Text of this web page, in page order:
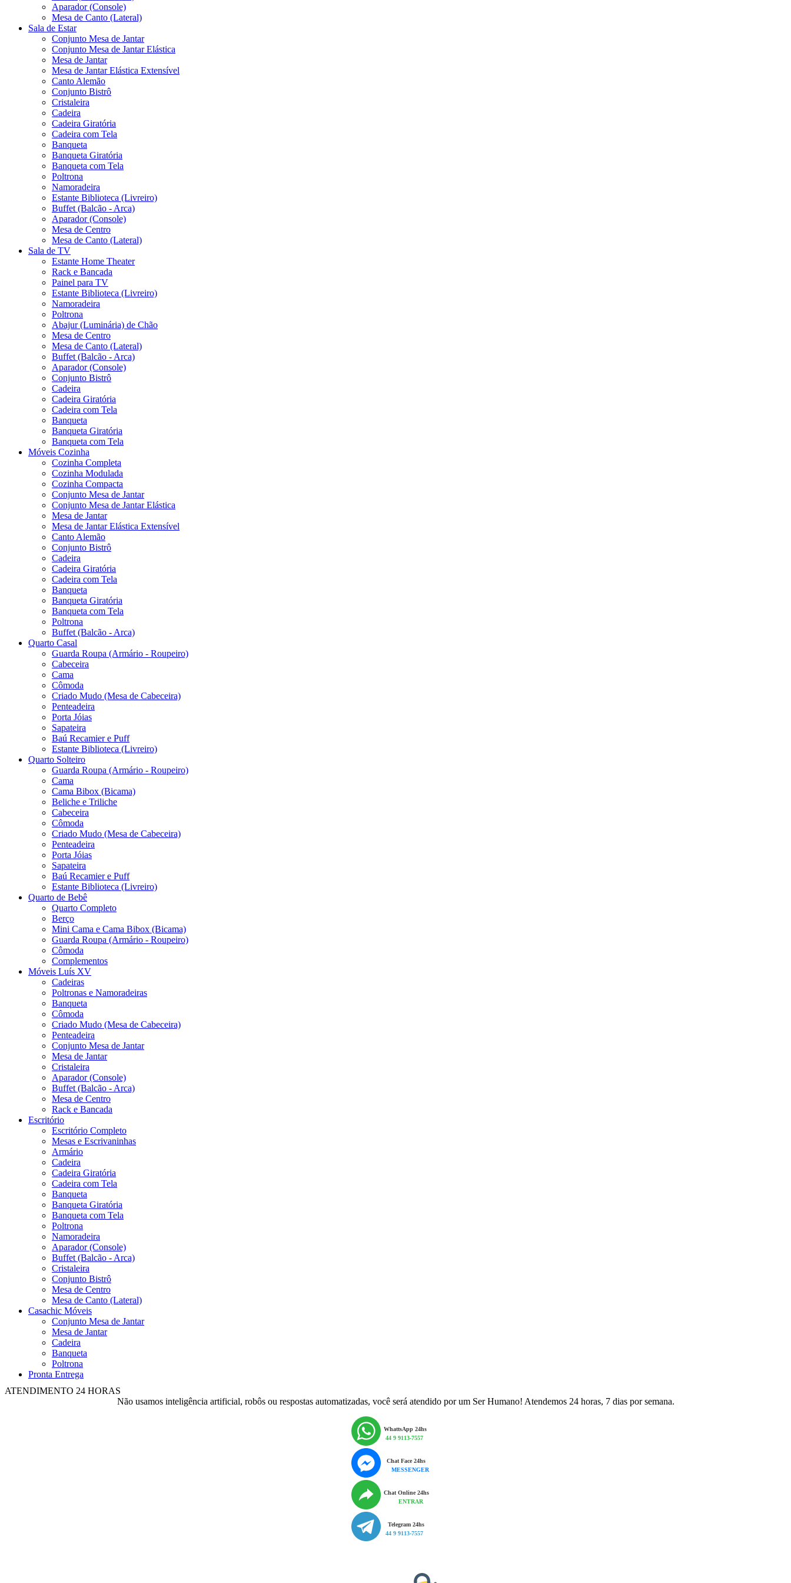
Aparador (Console)
Mesa de Canto (Lateral)
Sala de Estar
Conjunto Mesa de Jantar
Conjunto Mesa de Jantar Elástica
Mesa de Jantar
Mesa de Jantar Elástica Extensível
Canto Alemão
Conjunto Bistrô
Cristaleira
Cadeira
Cadeira Giratória
Cadeira com Tela
Banqueta
Banqueta Giratória
Banqueta com Tela
Poltrona
Namoradeira
Estante Biblioteca (Livreiro)
Buffet (Balcão - Arca)
Aparador (Console)
Mesa de Centro
Mesa de Canto (Lateral)
Sala de TV
Estante Home Theater
Rack e Bancada
Painel para TV
Estante Biblioteca (Livreiro)
Namoradeira
Poltrona
Abajur (Luminária) de Chão
Mesa de Centro
Mesa de Canto (Lateral)
Buffet (Balcão - Arca)
Aparador (Console)
Conjunto Bistrô
Cadeira
Cadeira Giratória
Cadeira com Tela
Banqueta
Banqueta Giratória
Banqueta com Tela
Móveis Cozinha
Cozinha Completa
Cozinha Modulada
Cozinha Compacta
Conjunto Mesa de Jantar
Conjunto Mesa de Jantar Elástica
Mesa de Jantar
Mesa de Jantar Elástica Extensível
Canto Alemão
Conjunto Bistrô
Cadeira
Cadeira Giratória
Cadeira com Tela
Banqueta
Banqueta Giratória
Banqueta com Tela
Poltrona
Buffet (Balcão - Arca)
Quarto Casal
Guarda Roupa (Armário - Roupeiro)
Cabeceira
Cama
Cômoda
Criado Mudo (Mesa de Cabeceira)
Penteadeira
Porta Jóias
Sapateira
Baú Recamier e Puff
Estante Biblioteca (Livreiro)
Quarto Solteiro
Guarda Roupa (Armário - Roupeiro)
Cama
Cama Bibox (Bicama)
Beliche e Triliche
Cabeceira
Cômoda
Criado Mudo (Mesa de Cabeceira)
Penteadeira
Porta Jóias
Sapateira
Baú Recamier e Puff
Estante Biblioteca (Livreiro)
Quarto de Bebê
Quarto Completo
Berço
Mini Cama e Cama Bibox (Bicama)
Guarda Roupa (Armário - Roupeiro)
Cômoda
Complementos
Móveis Luís XV
Cadeiras
Poltronas e Namoradeiras
Banqueta
Cômoda
Criado Mudo (Mesa de Cabeceira)
Penteadeira
Conjunto Mesa de Jantar
Mesa de Jantar
Cristaleira
Aparador (Console)
Buffet (Balcão - Arca)
Mesa de Centro
Rack e Bancada
Escritório
Escritório Completo
Mesas e Escrivaninhas
Armário
Cadeira
Cadeira Giratória
Cadeira com Tela
Banqueta
Banqueta Giratória
Banqueta com Tela
Poltrona
Namoradeira
Aparador (Console)
Buffet (Balcão - Arca)
Cristaleira
Conjunto Bistrô
Mesa de Centro
Mesa de Canto (Lateral)
Casachic Móveis
Conjunto Mesa de Jantar
Mesa de Jantar
Cadeira
Banqueta
Poltrona
Pronta Entrega
ATENDIMENTO 24 HORAS
Não usamos inteligência artificial, robôs ou respostas automatizadas, você será atendido por um Ser Humano! Atendemos 24 horas, 7 dias por semana.
WhattsApp 24hs
44 9 9113-7557
Chat Face 24hs
MESSENGER
Chat Online 24hs
ENTRAR
Telegram 24hs
44 9 9113-7557